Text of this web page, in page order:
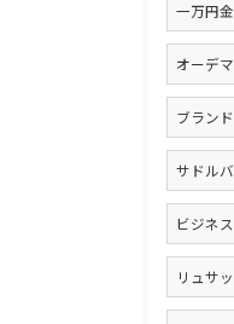
一万円
オーデ
ブラン
サドル
ビジネ
リュサ